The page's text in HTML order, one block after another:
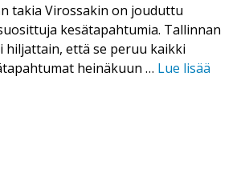
takia Virossakin on jouduttu
kesätapahtumia. Tallinnan
että se peruu kaikki
heinäkuun … Lue lisää